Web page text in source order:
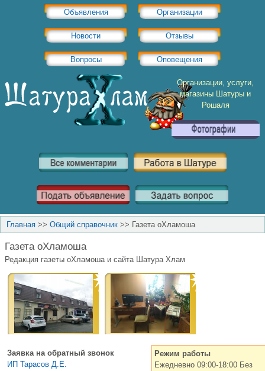
Объявления Организации
Новости Отзывы
Вопросы Оповещения
Организации, услуги,
магазины Шатуры и
Рошаля
Главная >> Общий справочник >> Газета оХламоша
Газета оХламоша
Редакция газеты оХламоша и сайта Шатура Хлам
Заявка на обратный звонок
ИП Тарасов Д.Е.
Режим работы
Ежедневно 09:00-18:00 Без